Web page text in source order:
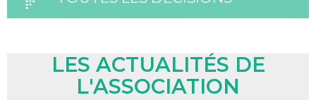
LES ACTUALITÉS DE
L'ASSOCIATION